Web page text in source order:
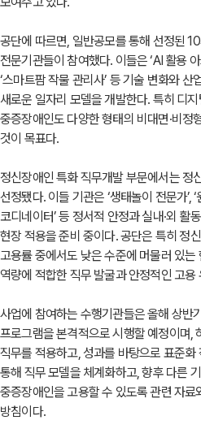
공단에 따르면, 일반공모를 통해 선정된
전문기관들이 참여했다. 이들은 ‘AI 활용
‘스마트팜 작물 관리사’ 등 기술 변화와
새로운 일자리 모델을 개발한다. 특히 디
중증장애인도 다양한 형태의 비대면·비정
것이 목표다.
정신장애인 특화 직무개발 부문에서는 정
선정됐다. 이들 기관은 ‘생태놀이 전문가’,
코디네이터’ 등 정서적 안정과 실내·외 활
현장 적용을 준비 중이다. 공단은 특히 정
고용률 중에서도 낮은 수준에 머물러 있
역량에 적합한 직무 발굴과 안정적인 고
사업에 참여하는 수행기관들은 올해 상반
프로그램을 본격적으로 시행할 예정이며,
직무를 적용하고, 성과를 바탕으로 표준
통해 직무 모델을 체계화하고, 향후 다른
중증장애인을 고용할 수 있도록 관련 자
방침이다.